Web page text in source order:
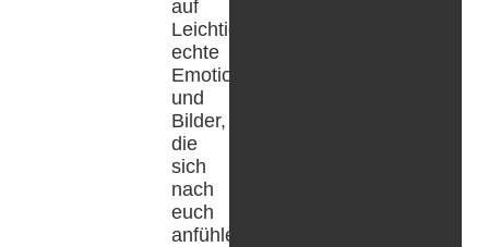
auf
Leichtigkeit,
echte
Emotionen
und
Bilder,
die
sich
nach
euch
anfühlen.